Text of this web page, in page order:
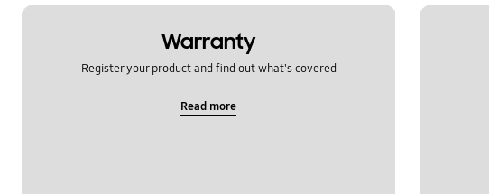
Warranty
Register your product and find out what's covered
Read more